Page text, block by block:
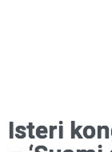
Isteri